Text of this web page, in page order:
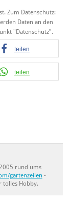
Zum Datenschutz:
Daten an den
"Datenschutz".
teilen
teilen
rund ums
gartenzeilen -
tolles Hobby.